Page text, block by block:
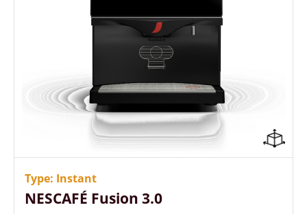
Geschikt voor piekmomenten
Veel koffievariaties mogelijk
Gebruiks- en onderhoudsvriendelijk
Type: Instant
NESCAFÉ Fusion 3.0